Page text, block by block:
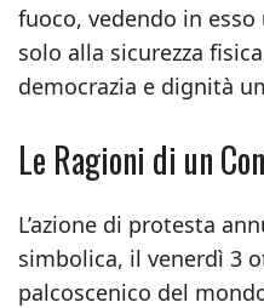
fuoco, vedendo in
solo alla sicurezza
democrazia e dignità
Le Ragioni di un
L’azione di protesta
simbolica, il venerdì 3
palcoscenico del